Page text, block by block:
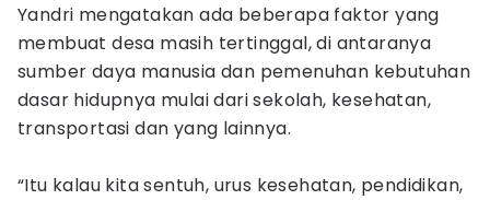
Yandri mengatakan ada beberapa faktor yang
membuat desa masih tertinggal, di antaranya
sumber daya manusia dan pemenuhan kebutuhan
dasar hidupnya mulai dari sekolah, kesehatan,
transportasi dan yang lainnya.
“Itu kalau kita sentuh, urus kesehatan, pendidikan,